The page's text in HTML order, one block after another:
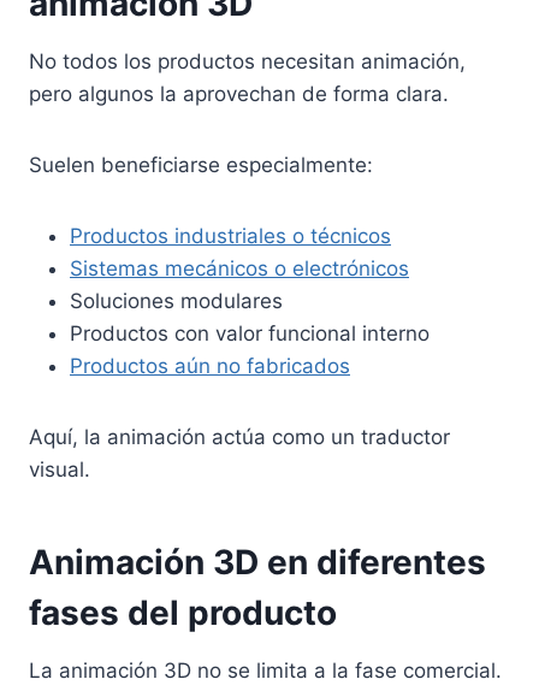
No todos los productos necesitan animación,
pero algunos la aprovechan de forma clara.
Suelen beneficiarse especialmente:
Productos industriales o técnicos
Sistemas mecánicos o electrónicos
Soluciones modulares
Productos con valor funcional interno
Productos aún no fabricados
Aquí, la animación actúa como un traductor
visual.
Animación 3D en diferentes
fases del producto
La animación 3D no se limita a la fase comercial.